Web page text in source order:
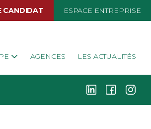
CANDIDAT ESPACE ENTREPRISE
AGENCES LES ACTUALITÉS
k i j